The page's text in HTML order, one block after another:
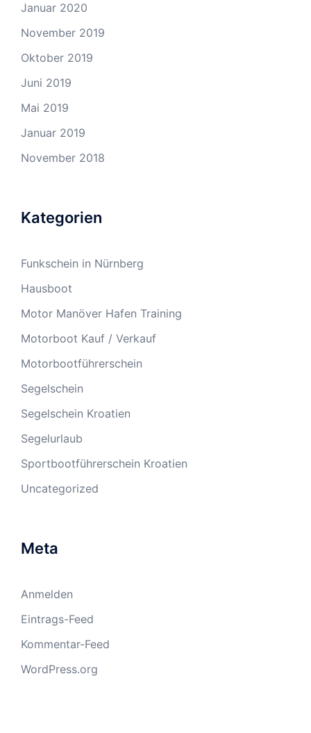
Januar 2020
November 2019
Oktober 2019
Juni 2019
Mai 2019
Januar 2019
November 2018
Kategorien
Funkschein in Nürnberg
Hausboot
Motor Manöver Hafen Training
Motorboot Kauf / Verkauf
Motorbootführerschein
Segelschein
Segelschein Kroatien
Segelurlaub
Sportbootführerschein Kroatien
Uncategorized
Meta
Anmelden
Eintrags-Feed
Kommentar-Feed
WordPress.org